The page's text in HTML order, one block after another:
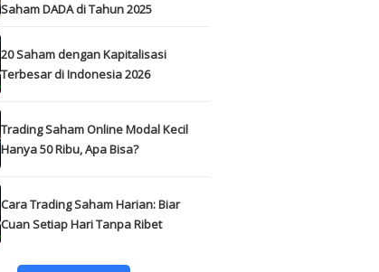
Saham DADA di Tahun 2025
20 Saham dengan Kapitalisasi
Terbesar di Indonesia 2026
Trading Saham Online Modal Kecil
Hanya 50 Ribu, Apa Bisa?
Cara Trading Saham Harian: Biar
Cuan Setiap Hari Tanpa Ribet